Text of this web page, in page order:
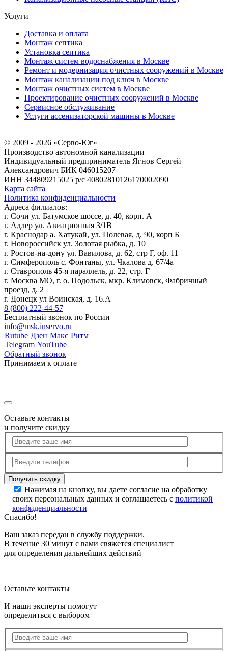
Услуги
Доставка и оплата
Монтаж септика
Установка септика
Монтаж систем водоснабжения в Москве
Ремонт и модернизация очистных сооружений в Москве
Монтаж канализации под ключ в Москве
Монтаж очистных систем в Москве
Проектирование очистных сооружений в Москве
Сервисное обслуживание
Услуги ассенизаторской машины в Москве
© 2009 - 2026 «Серво-Юг»
Производство автономной канализации
Индивидуальный предприниматель Ягнов Сергей
Александрович БИК 046015207
ИНН 344809215025 р/с 40802810126170002090
Карта сайта
Политика конфиденциальности
Адреса филиалов:
г. Сочи ул. Батумское шоссе, д. 40, корп. А
г. Адлер ул. Авиационная 3/1В
г. Краснодар а. Хатукай, ул. Полевая, д. 90, корп Б
г. Новороссийск ул. Золотая рыбка, д. 10
г. Ростов-на-дону ул. Вавилова, д. 62, стр Г, оф. 11
г. Симферополь с. Фонтаны, ул. Чкалова д. 67/4а
г. Ставрополь 45-я параллель, д. 22, стр. Г
г. Москва МО, г. о. Подольск, мкр. Климовск, Фабричный
проезд, д. 2
г. Донецк ул Воинская, д. 16.А
8 (800) 222-44-57
Бесплатный звонок по России
info@msk.inservo.ru
Rutube Дзен Макс Ритм
Telegram YouTube
Обратный звонок
Принимаем к оплате
Оставьте контакты
и получите скидку
Нажимая на кнопку, вы даете согласие на обработку
своих персональных данных и соглашаетесь с политикой
конфиденциальности
Спасибо!
Ваш заказ передан в службу поддержки.
В течение 30 минут с вами свяжется специалист
для определения дальнейших действий
Оставьте контакты
И наши эксперты помогут
определиться с выбором